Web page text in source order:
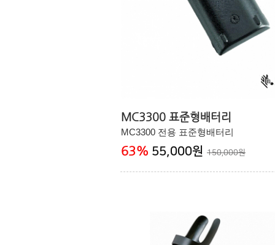
MC3300 표준형배터리
MC3300 전용 표준형배터리
63% 55,000원 150,000원